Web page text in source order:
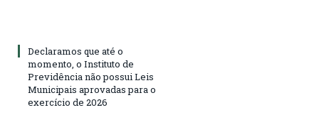
Declaramos que até o
momento, o Instituto de
Previdência não possui Leis
Municipais aprovadas para o
exercício de 2026